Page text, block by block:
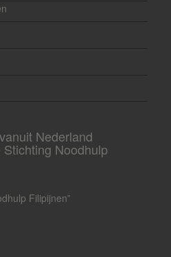
Nederland
Noodhulp
Filipijnen”